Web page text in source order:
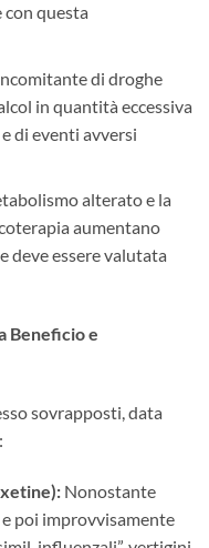
con questa
di droghe
in quantità eccessiva
di eventi avversi
alterato e la
aumentano
deve essere valutata
Beneficio e
sovrapposti, data
​ Nonostante
poi improvvisamente